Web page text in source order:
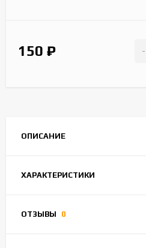
150 ₽ -
ОПИСАНИЕ
ХАРАКТЕРИСТИКИ
ОТЗЫВЫ 0